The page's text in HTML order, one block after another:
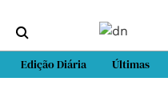
Edição Diária Últimas